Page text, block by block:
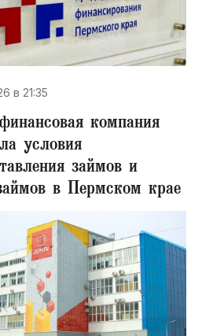
в 21:35
компания
условия
займов и
в Пермском крае